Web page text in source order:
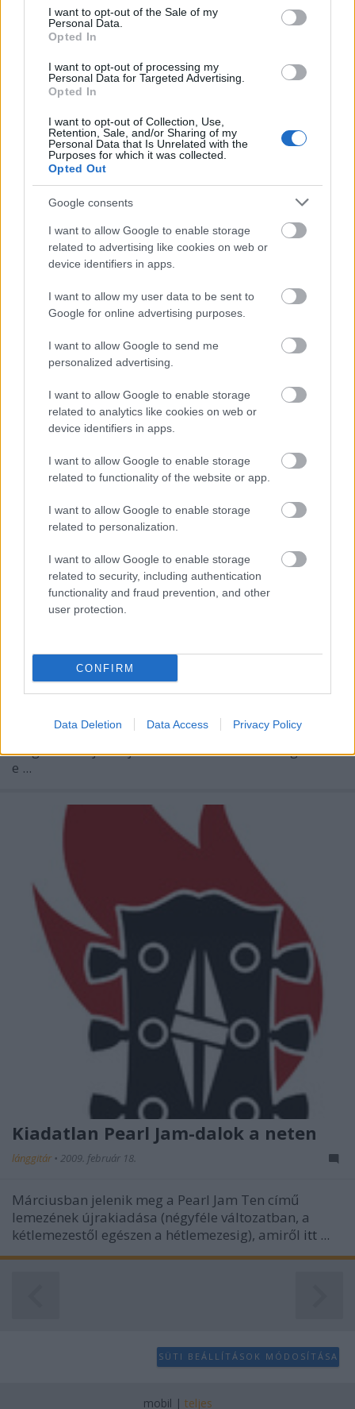
consent section.
I want to opt-out of the Sale of my
Personal Data.
Opted In
I want to opt-out of processing my
Personal Data for Targeted Advertising.
Opted In
I want to opt-out of Collection, Use,
Retention, Sale, and/or Sharing of my
Personal Data that Is Unrelated with the
Purposes for which it was collected.
Opted Out
Google consents
I want to allow Google to enable storage
related to advertising like cookies on web or
device identifiers in apps.
I want to allow my user data to be sent to
Google for online advertising purposes.
I want to allow Google to send me
personalized advertising.
I want to allow Google to enable storage
related to analytics like cookies on web or
device identifiers in apps.
I want to allow Google to enable storage
related to functionality of the website or app.
I want to allow Google to enable storage
related to personalization.
I want to allow Google to enable storage
related to security, including authentication
functionality and fraud prevention, and other
user protection.
CONFIRM
Data Deletion Data Access Privacy Policy
Akusztikus szellemeskedés
Nézz unplugged Ghost-koncertet a reggeli
kávé mellé!
•2015. október 22.
Tegnap az idahoi 100.3 The X rádióállomás számára
adott elő két dalt akusztikus formában ...
Ilyen az a capella Skrillex
2012. június 22.
neve hallatán a világ egyik fele korszakos
zsenit, a másik fele a totális anti-zene
megtestesítőjét látja. Mindenki döntse el maga akar-
e ...
Kiadatlan Pearl Jam-dalok a neten
lánggitár • 2009. február 18.
Márciusban jelenik meg a Pearl Jam Ten című
lemezének újrakiadása (négyféle változatban, a
kétlemezestől egészen a hétlemezesig), amiről itt ...
SÜTI BEÁLLÍTÁSOK MÓDOSÍTÁSA
mobil | teljes